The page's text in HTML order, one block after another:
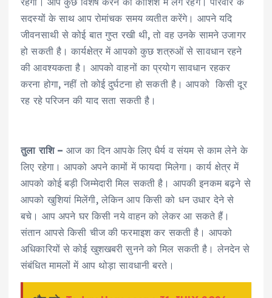
सदस्यों के साथ आप रोमांचक समय व्यतीत करेंगे। आपने यदि
जीवनसाथी से कोई बात गुप्त रखी थी, तो वह उनके सामने उजागर
हो सकती है। कार्यक्षेत्र में आपको कुछ शत्रुओं से सावधान रहने
की आवश्यकता है। आपको वाहनों का प्रयोग सावधान रहकर
करना होगा, नहीं तो कोई दुर्घटना हो सकती है। आपको किसी दूर
रह रहे परिजन की याद सता सकती है।
तुला राशि –आज का दिन आपके लिए धैर्य व संयम से काम लेने के
लिए रहेगा। आपको अपने कामों में फायदा मिलेगा। कार्य क्षेत्र में
आपको कोई बड़ी जिम्मेदारी मिल सकती है। आपकी इनकम बढ़ने से
आपको खुशियां मिलेंगी, लेकिन आप किसी को धन उधार देने से
बचे। आप अपने घर किसी नये वाहन को लेकर आ सकते हैं।
संतान आपसे किसी चीज की फरमाइश कर सकती है। आपको
अधिकारियों से कोई खुशखबरी सुनने को मिल सकती है। लेनदेन से
संबंधित मामलों में आप थोड़ा सावधानी बरते।